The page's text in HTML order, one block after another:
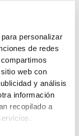
personalizar
de redes
web con
y análisis
información
recopilado a